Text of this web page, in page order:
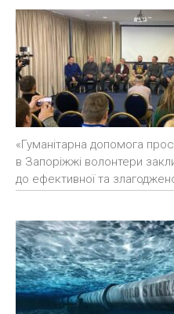
«Гуманітарна допомога
в Запоріжжі волонтери
до ефективної та